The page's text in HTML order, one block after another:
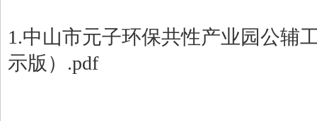
1.中山市元子环保共性产业园公辅
示版）.pdf